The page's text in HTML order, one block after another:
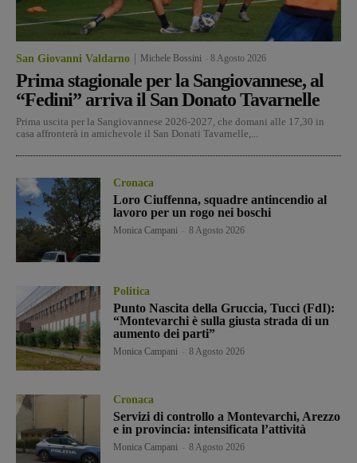
San Giovanni Valdarno Michele Bossini 8 Agosto 2026
Prima stagionale per la Sangiovannese, al
“Fedini” arriva il San Donato Tavarnelle
Prima uscita per la Sangiovannese 2026-2027, che domani alle 17,30 in
casa affronterà in amichevole il San Donati Tavarnelle,...
Cronaca
Loro Ciuffenna, squadre antincendio al
lavoro per un rogo nei boschi
Monica Campani 8 Agosto 2026
Politica
Punto Nascita della Gruccia, Tucci (FdI):
“Montevarchi è sulla giusta strada di un
aumento dei parti”
Monica Campani 8 Agosto 2026
Cronaca
Servizi di controllo a Montevarchi, Arezzo
e in provincia: intensificata l’attività
Monica Campani 8 Agosto 2026